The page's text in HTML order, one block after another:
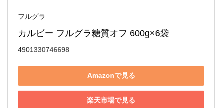
フルグラ
カルビー フルグラ糖質オフ 600g×6袋
4901330746698
Amazonで見る
楽天市場で見る